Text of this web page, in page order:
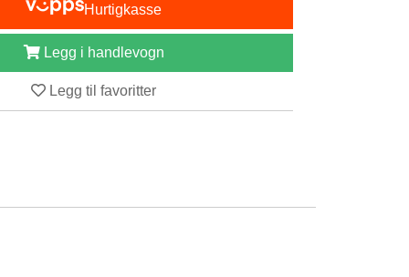
Hurtigkasse
Legg i handlevogn
Legg til favoritter